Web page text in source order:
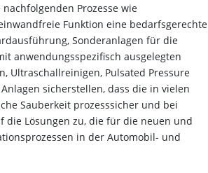
Prozesse wie
Funktion eine bedarfsgerechte
Sonderanlagen für die
anwendungsspezifisch ausgelegten
Ultraschallreinigen, Pulsated Pressure
sicherstellen, dass die in vielen
Sauberkeit prozesssicher und bei
Lösungen zu, die für die neuen und
in der Automobil- und